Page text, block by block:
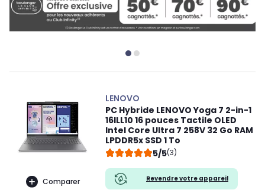
Comparer
LENOVO
PC Hybride LENOVO Yoga 7 2-in-1
16ILL10 16 pouces Tactile OLED
Intel Core Ultra 7 258V 32 Go RAM
LPDDR5x SSD 1 To
5/5(3)
Revendre votre appareil